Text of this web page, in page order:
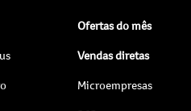
Ofertas do mês
Vendas diretas
Microempresas